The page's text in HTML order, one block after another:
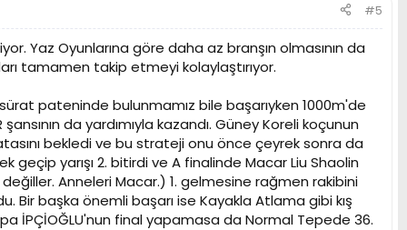
#5
Yaz Oyunlarına göre daha az branşın olmasının da
tamamen takip etmeyi kolaylaştırıyor.
pateninde bulunmamız bile başarıyken 1000m'de
da yardımıyla kazandı. Güney Koreli koçunun
bekledi ve bu strateji onu önce çeyrek sonra da
geçip yarışı 2. bitirdi ve A finalinde Macar Liu Shaolin
Anneleri Macar.) 1. gelmesine rağmen rakibini
Bir başka önemli başarı ise Kayakla Atlama gibi kış
İPÇİOĞLU'nun final yapamasa da Normal Tepede 36.